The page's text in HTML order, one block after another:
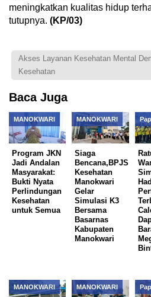
meningkatkan kualitas hidup
tutupnya. (KP/03)
Akses Layanan Kesehatan Mental
Kesehatan
Baca Juga
MANOKWARI
Program JKN
Jadi Andalan
Masyarakat:
Bukti Nyata
Perlindungan
Kesehatan
untuk Semua
MANOKWARI
Siaga
Bencana,BPJS
Kesehatan
Manokwari
Gelar
Simulasi K3
Bersama
Basarnas
Kabupaten
Manokwari
MANOKWARI MANOKWARI